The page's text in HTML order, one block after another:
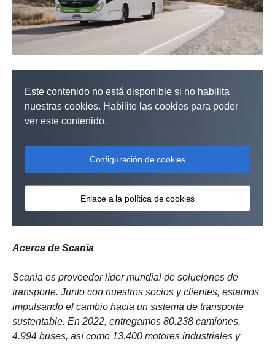
Este contenido no está disponible si no habilita
nuestras cookies. Habilite las cookies para poder
ver este contenido.
Configuración de cookies
Enlace a la política de cookies
Acerca de Scania
Scania es proveedor líder mundial de soluciones de
transporte. Junto con nuestros socios y clientes, estamos
impulsando el cambio hacia un sistema de transporte
sustentable. En 2022, entregamos 80.238 camiones,
4.994 buses, así como 13.400 motores industriales y